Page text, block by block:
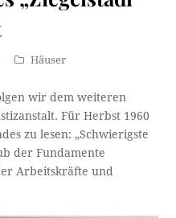
Häuser
wir dem weiteren
Für Herbst 1960
zu lesen: „Schwierigste
der Fundamente
Arbeitskräfte und